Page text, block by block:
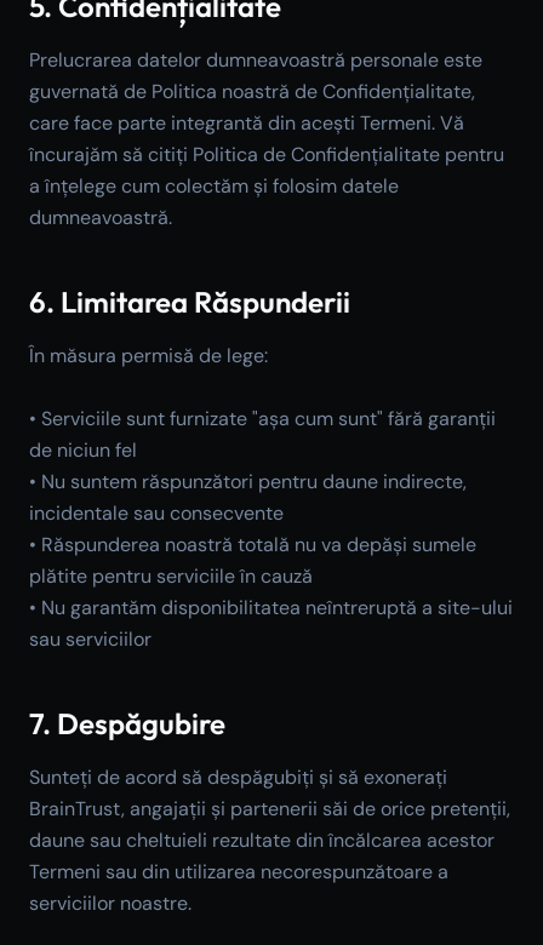
Prelucrarea datelor dumneavoastră personale este
guvernată de Politica noastră de Confidențialitate,
care face parte integrantă din acești Termeni. Vă
încurajăm să citiți Politica de Confidențialitate pentru
a înțelege cum colectăm și folosim datele
dumneavoastră.
6. Limitarea Răspunderii
În măsura permisă de lege:
• Serviciile sunt furnizate "așa cum sunt" fără garanții
de niciun fel
• Nu suntem răspunzători pentru daune indirecte,
incidentale sau consecvente
• Răspunderea noastră totală nu va depăși sumele
plătite pentru serviciile în cauză
• Nu garantăm disponibilitatea neîntreruptă a site-ului
sau serviciilor
7. Despăgubire
Sunteți de acord să despăgubiți și să exonerați
BrainTrust, angajații și partenerii săi de orice pretenții,
daune sau cheltuieli rezultate din încălcarea acestor
Termeni sau din utilizarea necorespunzătoare a
serviciilor noastre.